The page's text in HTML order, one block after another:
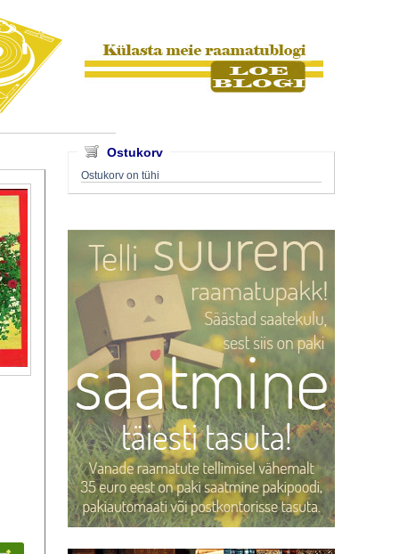
Ostukorv
Ostukorv on tühi